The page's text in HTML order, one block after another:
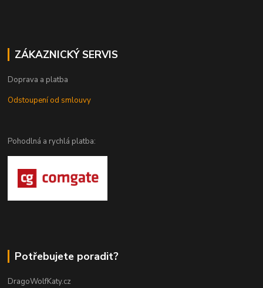
ZÁKAZNICKÝ SERVIS
Doprava a platba
Odstoupení od smlouvy
Pohodlná a rychlá platba:
Potřebujete poradit?
DragoWolfKaty.cz